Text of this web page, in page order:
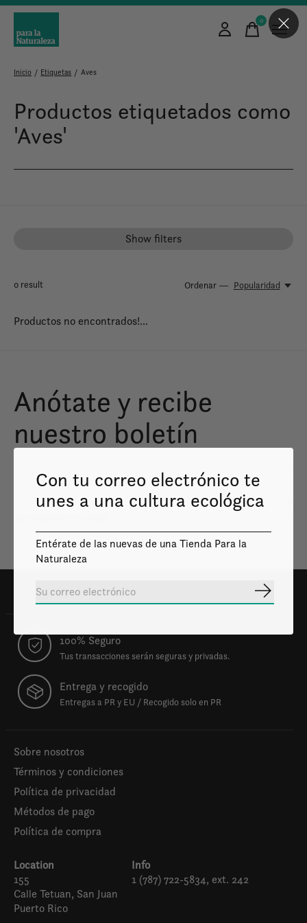
0items
Inicio / Etiquetas / Aves
Productos etiquetados como
'Aves'
Show filters
0 result Ordenar — Popularidad
Productos no encontrados!...
Anótate y recibe
nuestro boletín
100% Seguro
Tus transacciones serán seguras y privadas.
Entrega y recogido
Entregas a PR y EU / Recogido solo en PR
Sobre nosotros
Términos y condiciones
Política de privacidad
Métodos de pago
Política de compra
Location
155
Calle Tetuan, San Juan
Puerto Rico
Info
1 (787) 722-5834, ext. 242
Con tu correo electrónico te
unes a una cultura ecológica
Entérate de las nuevas de una Tienda Para la
Naturaleza